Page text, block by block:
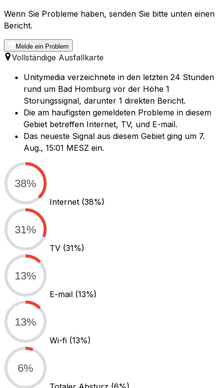
Wenn Sie Probleme haben, senden Sie bitte unten einen
Bericht.
Melde ein Problem
Vollständige Ausfallkarte
Unitymedia verzeichnete in den letzten 24 Stunden
rund um Bad Homburg vor der Höhe 1
Storungssignal, darunter 1 direkten Bericht.
Die am haufigsten gemeldeten Probleme in diesem
Gebiet betreffen Internet, TV, und E-mail.
Das neueste Signal aus diesem Gebiet ging um 7.
Aug., 15:01 MESZ ein.
38%
Internet (38%)
31%
TV (31%)
13%
E-mail (13%)
13%
Wi-fi (13%)
6%